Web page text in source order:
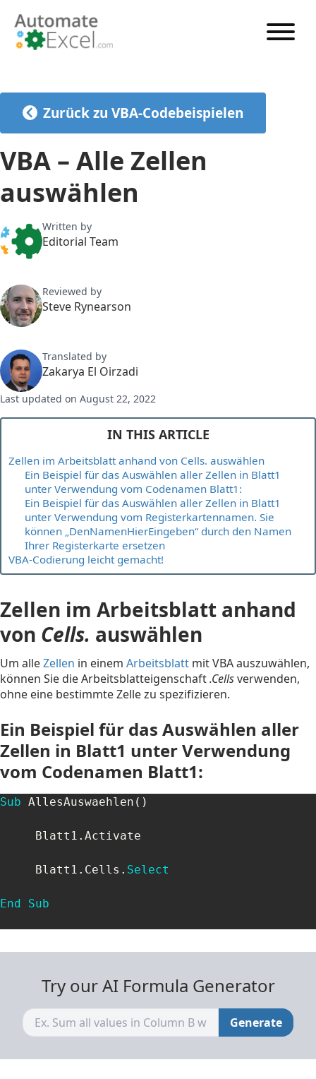
VBA-CODE-GENERATOR
Zurück zu VBA-Codebeispielen
VBA – Alle Zellen
auswählen
Written by
Editorial Team
Reviewed by
Steve Rynearson
Translated by
Zakarya El Oirzadi
Last updated on August 22, 2022
IN THIS ARTICLE
Zellen im Arbeitsblatt anhand von Cells. auswählen
Ein Beispiel für das Auswählen aller Zellen in Blatt1
unter Verwendung vom Codenamen Blatt1:
Ein Beispiel für das Auswählen aller Zellen in Blatt1
unter Verwendung vom Registerkartennamen. Sie
können „DenNamenHierEingeben“ durch den Namen
Ihrer Registerkarte ersetzen
VBA-Codierung leicht gemacht!
Zellen im Arbeitsblatt anhand
von Cells. auswählen
Um alleZellen in einem Arbeitsblatt mit VBA auszuwählen,
können Sie die Arbeitsblatteigenschaft.Cellsverwenden,
ohne eine bestimmte Zelle zu spezifizieren.
Ein Beispiel für das Auswählen aller
Zellen in Blatt1 unter Verwendung
vom Codenamen Blatt1:
Sub AllesAuswaehlen ( )
     Blatt1
. Activate
     Blatt1
. Cells . Select
End Sub
Try our AI Formula Generator
Generate